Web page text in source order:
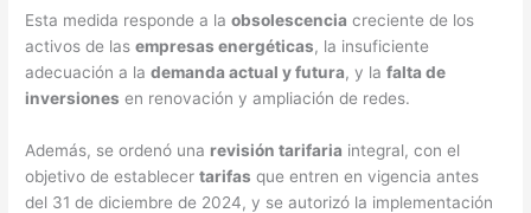
Esta medida responde a laobsolescencia creciente de los
activos de lasempresas energéticas, la insuficiente
adecuación a lademanda actual y futura, y lafalta de
inversiones en renovación y ampliación de redes.
Además, se ordenó una revisión tarifaria integral, con el
objetivo de establecertarifas que entren en vigencia antes
del 31 de diciembre de 2024, y se autorizó la implementación